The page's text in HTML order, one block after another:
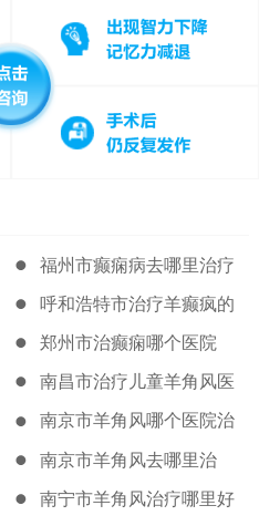
福州市癫痫病去哪里治疗
好
呼和浩特市治疗羊癫疯的
著名医院
郑州市治癫痫哪个医院
南昌市治疗儿童羊角风医
院
南京市羊角风哪个医院治
得好
南京市羊角风去哪里治
南宁市羊角风治疗哪里好